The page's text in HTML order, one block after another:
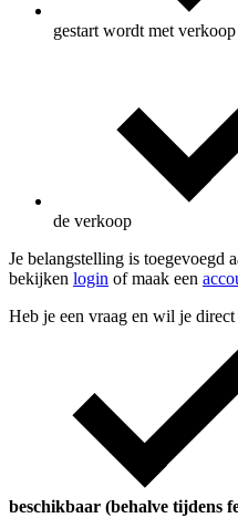
gestart wordt met
de verkoop
Je belangstelling is toegevoegd
bekijken login of maak een
Heb je een vraag en wil je
beschikbaar (behalve tijdens